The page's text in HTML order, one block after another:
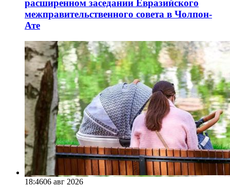
расширенном заседании Евразийского
межправительственного совета в Чолпон-
Ате
18:4606 авг 2026